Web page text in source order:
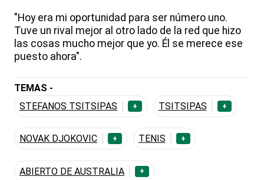
"Hoy era mi oportunidad para ser número uno.
Tuve un rival mejor al otro lado de la red que hizo
las cosas mucho mejor que yo. Él se merece ese
puesto ahora".
TEMAS -
STEFANOS TSITSIPAS
+ TSITSIPAS +
NOVAK DJOKOVIC + TENIS +
ABIERTO DE AUSTRALIA +